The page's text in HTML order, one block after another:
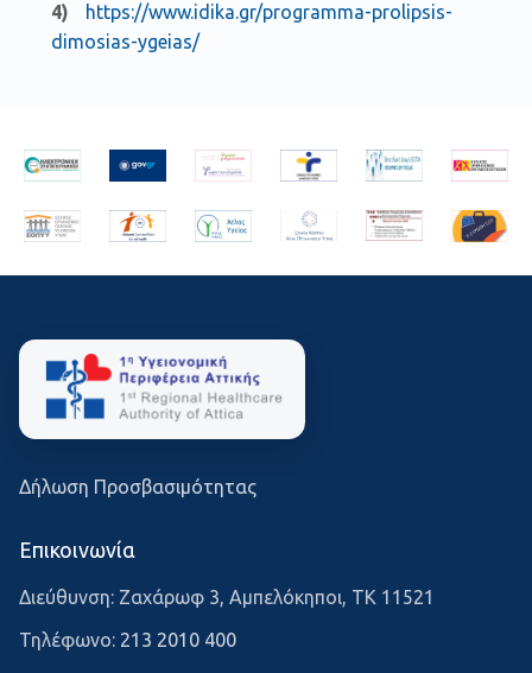
https://www.idika.gr/programma-prolipsis-
dimosias-ygeias/
Δήλωση Προσβασιμότητας
Επικοινωνία
Διεύθυνση: Ζαχάρωφ 3, Αμπελόκηποι, ΤΚ 11521
Τηλέφωνο: 213 2010 400